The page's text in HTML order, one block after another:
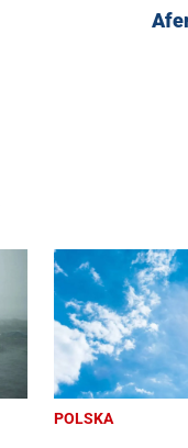
POLSKA